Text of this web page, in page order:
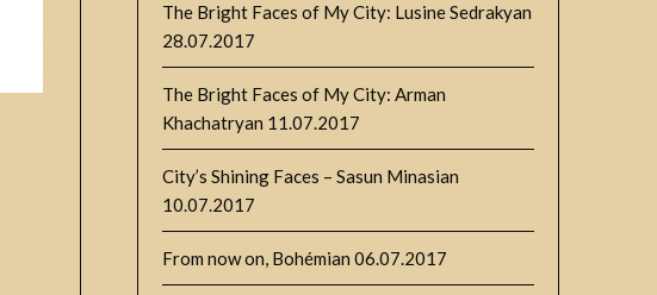
The Bright Faces of My City: Lusine Sedrakyan
28.07.2017
The Bright Faces of My City: Arman
Khachatryan 11.07.2017
City’s Shining Faces – Sasun Minasian
10.07.2017
From now on, Bohémian 06.07.2017